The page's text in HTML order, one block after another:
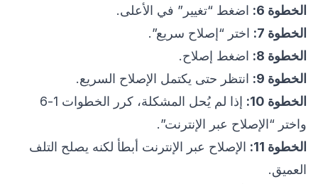
الخطوة 6:
اضغط “تغيير” في الأعلى.
الخطوة 7:
اختر “إصلاح سريع”.
الخطوة 8:
اضغط إصلاح.
الخطوة 9:
انتظر حتى يكتمل الإصلاح السريع.
الخطوة 10:
إذا لم يُحل المشكلة، كرر الخطوات 1-6
واختر “الإصلاح عبر الإنترنت”.
الخطوة 11:
الإصلاح عبر الإنترنت أبطأ لكنه يصلح التلف
العميق.